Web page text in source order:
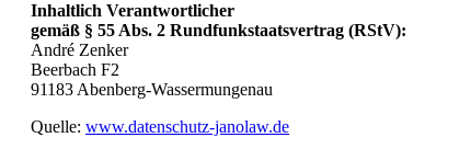
Inhaltlich Verantwortlicher
gemäß § 55 Abs. 2 Rundfunkstaatsvertrag (RStV):
André Zenker
Beerbach F2
91183 Abenberg-Wassermungenau
Quelle: www.datenschutz-janolaw.de